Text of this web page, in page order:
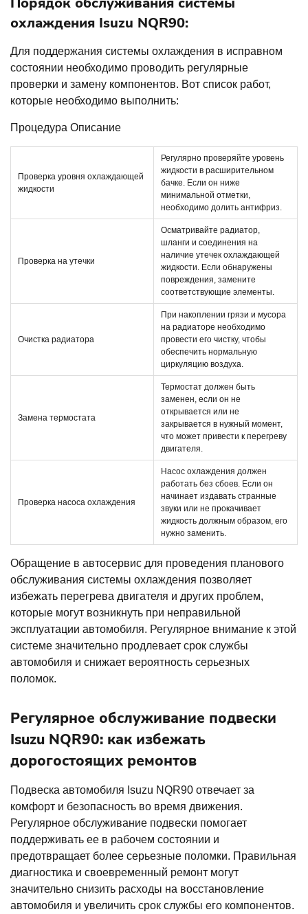
охлаждения Isuzu NQR90:
Для поддержания системы охлаждения в исправном
состоянии необходимо проводить регулярные
проверки и замену компонентов. Вот список работ,
которые необходимо выполнить:
Процедура Описание
Проверка уровня охлаждающей
жидкости
Регулярно проверяйте уровень
жидкости в расширительном
бачке. Если он ниже
минимальной отметки,
необходимо долить антифриз.
Проверка на утечки
Осматривайте радиатор,
шланги и соединения на
наличие утечек охлаждающей
жидкости. Если обнаружены
повреждения, замените
соответствующие элементы.
Очистка радиатора
При накоплении грязи и мусора
на радиаторе необходимо
провести его чистку, чтобы
обеспечить нормальную
циркуляцию воздуха.
Замена термостата
Термостат должен быть
заменен, если он не
открывается или не
закрывается в нужный момент,
что может привести к перегреву
двигателя.
Проверка насоса охлаждения
Насос охлаждения должен
работать без сбоев. Если он
начинает издавать странные
звуки или не прокачивает
жидкость должным образом, его
нужно заменить.
Обращение в автосервис для проведения планового
обслуживания системы охлаждения позволяет
избежать перегрева двигателя и других проблем,
которые могут возникнуть при неправильной
эксплуатации автомобиля. Регулярное внимание к этой
системе значительно продлевает срок службы
автомобиля и снижает вероятность серьезных
поломок.
Регулярное обслуживание подвески
Isuzu NQR90: как избежать
дорогостоящих ремонтов
Подвеска автомобиля Isuzu NQR90 отвечает за
комфорт и безопасность во время движения.
Регулярное обслуживание подвески помогает
поддерживать ее в рабочем состоянии и
предотвращает более серьезные поломки. Правильная
диагностика и своевременный ремонт могут
значительно снизить расходы на восстановление
автомобиля и увеличить срок службы его компонентов.